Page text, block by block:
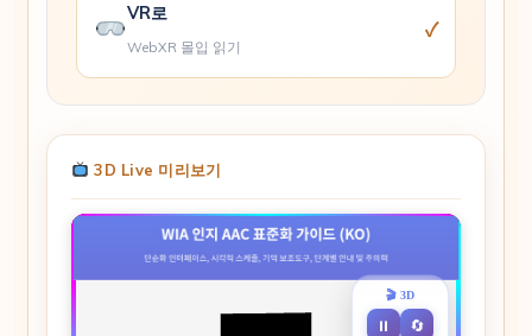
VR로
WebXR 몰입 읽기
✓
3D Live 미리보기